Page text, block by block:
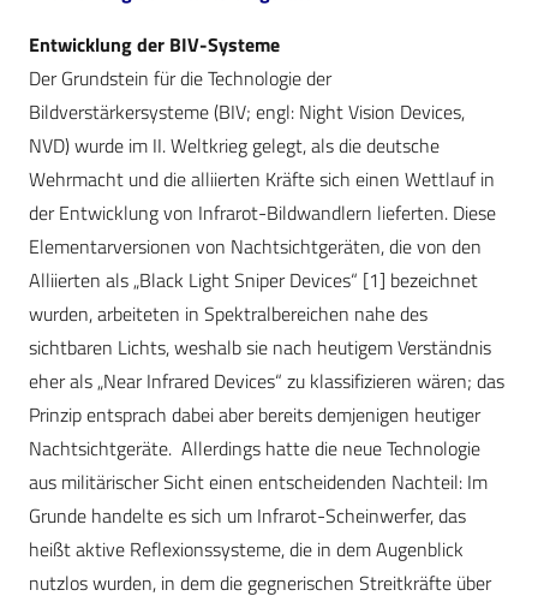
Entwicklung der BIV-Systeme
Der Grundstein für die Technologie der
Bildverstärkersysteme (BIV; engl: Night Vision Devices,
NVD) wurde im II. Weltkrieg gelegt, als die deutsche
Wehrmacht und die alliierten Kräfte sich einen Wettlauf in
der Entwicklung von Infrarot-Bildwandlern lieferten. Diese
Elementarversionen von Nachtsichtgeräten, die von den
Alliierten als „Black Light Sniper Devices“ [1] bezeichnet
wurden, arbeiteten in Spektralbereichen nahe des
sichtbaren Lichts, weshalb sie nach heutigem Verständnis
eher als „Near Infrared Devices“ zu klassifizieren wären; das
Prinzip entsprach dabei aber bereits demjenigen heutiger
Nachtsichtgeräte. Allerdings hatte die neue Technologie
aus militärischer Sicht einen entscheidenden Nachteil: Im
Grunde handelte es sich um Infrarot-Scheinwerfer, das
heißt aktive Reflexionssysteme, die in dem Augenblick
nutzlos wurden, in dem die gegnerischen Streitkräfte über